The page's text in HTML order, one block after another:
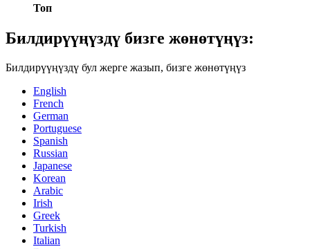
Топ
Билдирүүңүздү бизге жөнөтүңүз:
Билдирүүңүздү бул жерге жазып, бизге жөнөтүңүз
English
French
German
Portuguese
Spanish
Russian
Japanese
Korean
Arabic
Irish
Greek
Turkish
Italian